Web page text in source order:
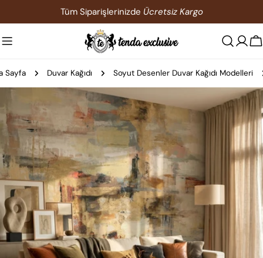
atla
Tüm Siparişlerinizde Ücretsiz Kargo
Sayfa Duvar Kağıdı Soyut Desenler Duvar Kağıdı Modelleri
bilgilerine
atla
medyasını modda açın